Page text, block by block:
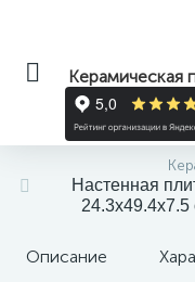
Керамическая
Настенная
24.3x49.4x7.5
Описание